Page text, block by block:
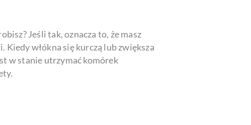
Jeśli tak, oznacza to, że masz
Kiedy włókna się kurczą lub zwiększa
w stanie utrzymać komórek